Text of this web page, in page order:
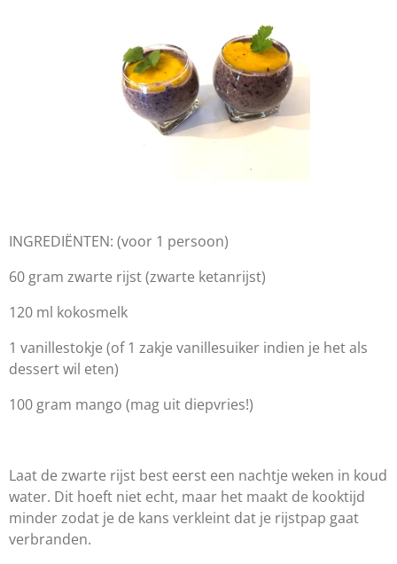
INGREDIËNTEN: (voor 1 persoon)
60 gram zwarte rijst (zwarte ketanrijst)
120 ml kokosmelk
1 vanillestokje (of 1 zakje vanillesuiker indien je het als
dessert wil eten)
100 gram mango (mag uit diepvries!)
Laat de zwarte rijst best eerst een nachtje weken in koud
water. Dit hoeft niet echt, maar het maakt de kooktijd
minder zodat je de kans verkleint dat je rijstpap gaat
verbranden.